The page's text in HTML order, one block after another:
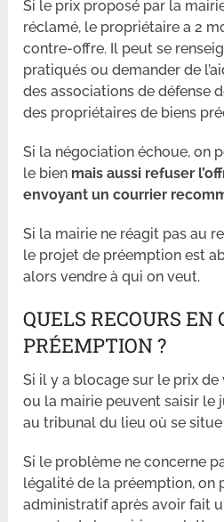
Si le prix proposé par la
réclamé, le propriétaire a 2
contre-offre. Il peut se
pratiqués ou demander de
des associations de défense
des propriétaires de biens
Si la négociation échoue, on
le bien mais aussi refuser
envoyant un courrier
Si la mairie ne réagit pas au
le projet de préemption est
alors vendre à qui on veut.
QUELS RECOURS EN
PRÉEMPTION ?
Si il y a blocage sur le prix
ou la mairie peuvent saisir le
au tribunal du lieu où se
Si le problème ne concerne
légalité de la préemption, on
administratif après avoir fait